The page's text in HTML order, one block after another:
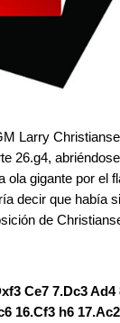
Larry
26.g4,
gigante por el
decir que había
de
Ce7 7.Dc3
16.Cf3 h6